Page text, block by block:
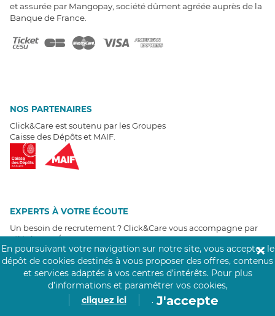
et assurée par Mangopay, société dûment agréée auprès de la
Banque de France.
NOS PARTENAIRES
Click&Care est soutenu par les Groupes
Caisse des Dépôts et MAIF.
EXPERTS À VOTRE ÉCOUTE
Un besoin de recrutement ? Click&Care vous accompagne par
téléphone 7/7.
Être rappelé aujourd'hui
MOIGNAGES CLIENTS
En poursuivant votre navigation sur notre site, vous acceptez le
dépôt de cookies destinés à vous proposer des offres, contenus
et services adaptés à vos centres d’intérêts. Pour plus
d’informations et paramétrer vos cookies,
cliquez ici
. J'accepte
✕